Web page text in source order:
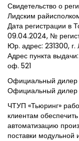
Свидетельство о
Лидским
Дата регистрации в
09.04.2024, №
Юр. адрес: 231300,
Адрес пункта
оф. 521
Официальный дилер
Официальный дилер
ЧТУП «Тьюринг»
клиентам
автоматизацию
поставки модульной